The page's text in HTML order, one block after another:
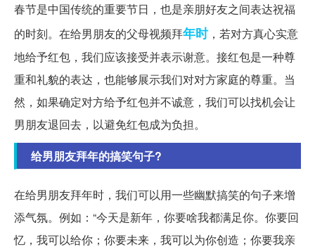
春节是中国传统的重要节日，也是亲朋好友之间表达祝福
的时刻。在给男朋友的父母视频拜年时，若对方真心实意
地给予红包，我们应该接受并表示谢意。接红包是一种尊
重和礼貌的表达，也能够展示我们对对方家庭的尊重。当
然，如果确定对方给予红包并不诚意，我们可以找机会让
男朋友退回去，以避免红包成为负担。
给男朋友拜年的搞笑句子?
在给男朋友拜年时，我们可以用一些幽默搞笑的句子来增
添气氛。例如：“今天是新年，你要啥我都满足你。你要回
忆，我可以给你；你要未来，我可以为你创造；你要我亲